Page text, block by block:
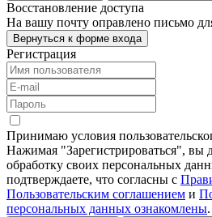
Восстановление доступа
На вашу почту оправлено письмо
Вернуться к форме входа
Регистрация
Принимаю условия
Нажимая "Зарегистрироваться", вы
обработку своих персональных
подтверждаете, что согласны с
Пользовательским соглашением и
персональных данных ознакомлены.